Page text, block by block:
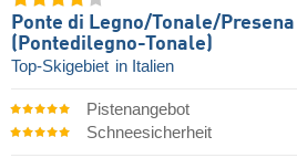
Ponte di Legno/​Tonale/​
(Pontedilegno-Tonale)
Top-Skigebiet in Italien
Pistenangebot
Schneesicherheit